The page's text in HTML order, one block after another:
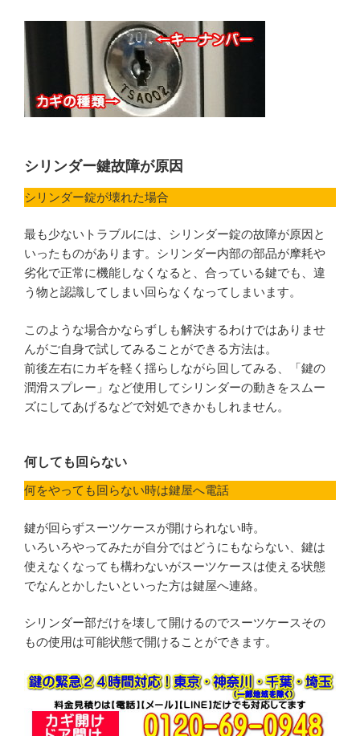
シリンダー鍵故障が原因
シリンダー錠が壊れた場合
最も少ないトラブルには、シリンダー錠の故障が原因と
いったものがあります。シリンダー内部の部品が摩耗や
劣化で正常に機能しなくなると、合っている鍵でも、違
う物と認識してしまい回らなくなってしまいます。
このような場合かならずしも解決するわけではありませ
んがご自身で試してみることができる方法は。
前後左右にカギを軽く揺らしながら回してみる、「鍵の
潤滑スプレー」など使用してシリンダーの動きをスムー
ズにしてあげるなどで対処できかもしれません。
何しても回らない
何をやっても回らない時は鍵屋へ電話
鍵が回らずスーツケースが開けられない時。
いろいろやってみたが自分ではどうにもならない、鍵は
使えなくなっても構わないがスーツケースは使える状態
でなんとかしたいといった方は鍵屋へ連絡。
シリンダー部だけを壊して開けるのでスーツケースその
もの使用は可能状態で開けることができます。